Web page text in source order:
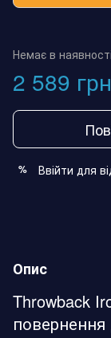
Немає в наявності
2 589
% Ввійти для
Опис
Throwback
повернення